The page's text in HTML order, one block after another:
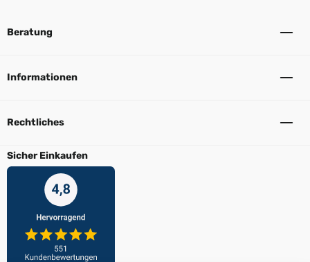
Beratung
Informationen
Rechtliches
Sicher Einkaufen